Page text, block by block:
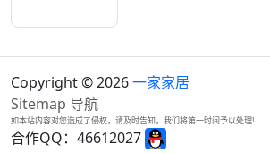
Copyright © 2026一家家居
Sitemap 导航
如本站内容对您造成了侵权，请及时告知，我们将第一时间予以处理!
合作QQ：46612027